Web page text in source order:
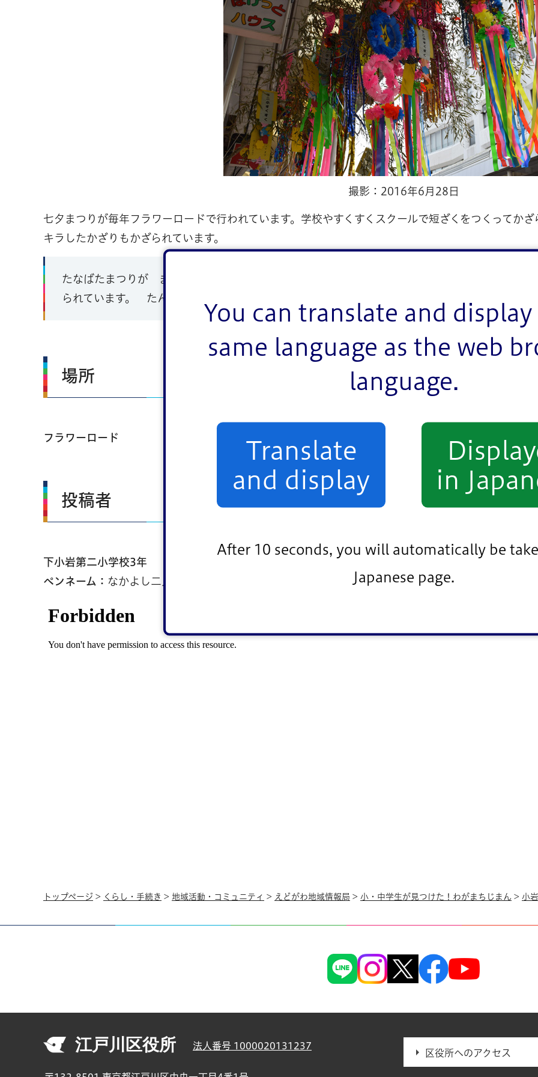
You can translate and
same language as the web
language.
Translate
and display
in
After 10 seconds, you will automatically be
Japanese page.
撮影：2016年6月28日
七夕まつりが毎年フラワーロードで行われています。学校やすくすくスクールで短ざくをつくってか
キラしたかざりもかざられています。
たなばたまつりが まいとし フラワーロードで おこなわれています。 がっこうや すくす
られています。 たんざくだけでなく、 うえには キラキラした かざりも かざられています。
場所
フラワーロード
投稿者
下小岩第二小学校3年
ペンネーム： なかよし二人ぐみ
トップページ > くらし・手続き > 地域活動・コミュニティ > えどがわ地域情報局 > 小・中学生が見つけた！わがまちじまん > 小
江戸川区役所 法人番号 1000020131237
区役所へのアクセス